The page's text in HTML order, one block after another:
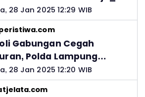
28 Jan 2025 12:29 WIB
Gabungan Cegah
Polda Lampung
Peran Orang Tua
28 Jan 2025 12:20 WIB